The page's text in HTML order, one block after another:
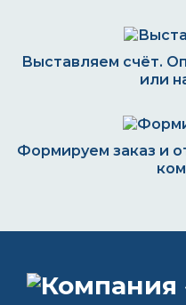
Выставляем счёт.
или
Формируем заказ и